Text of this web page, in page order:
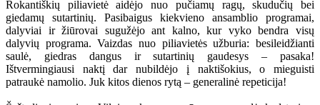
Rokantiškių piliavietė aidėjo nuo pučiamų ragų, skudučių bei
giedamų sutartinių. Pasibaigus kiekvieno ansamblio programai,
dalyviai ir žiūrovai sugužėjo ant kalno, kur vyko bendra visų
dalyvių programa. Vaizdas nuo piliavietės užburia: besileidžianti
saulė, giedras dangus ir sutartinių gaudesys – pasaka!
Ištvermingiausi naktį dar nubildėjo į naktišokius, o mieguisti
patraukė namolio. Juk kitos dienos rytą – generalinė repeticija!